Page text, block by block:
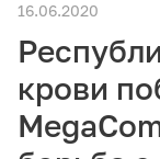
Частным
Бизнесу
Связь
Тарифы
16.06.2020
крови